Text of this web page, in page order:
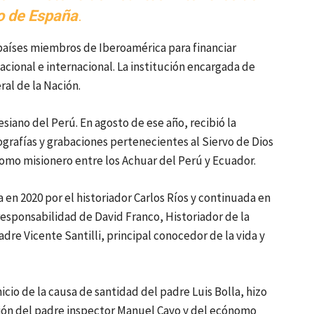
de España.
miembros de Iberoamérica para financiar
e internacional. La institución encargada de
de la Nación.
del Perú. En agosto de ese año, recibió la
y grabaciones pertenecientes al Siervo de Dios
misionero entre los Achuar del Perú y Ecuador.
2020 por el historiador Carlos Ríos y continuada en
de David Franco, Historiador de la
Vicente Santilli, principal conocedor de la vida y
de la causa de santidad del padre Luis Bolla, hizo
del padre inspector Manuel Cayo y del ecónomo